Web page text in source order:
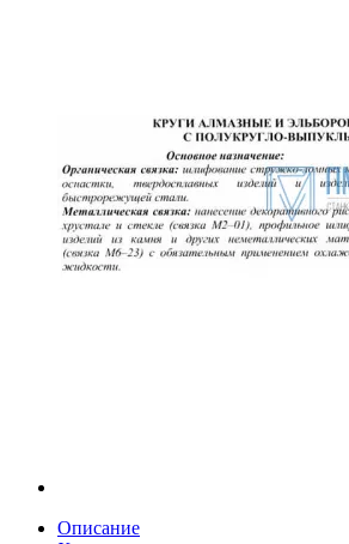
Описание